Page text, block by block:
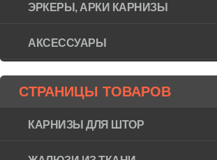
ЭРКЕРЫ, АРКИ КАРНИЗЫ
АКСЕССУАРЫ
СТРАНИЦЫ ТОВАРОВ
КАРНИЗЫ ДЛЯ ШТОР